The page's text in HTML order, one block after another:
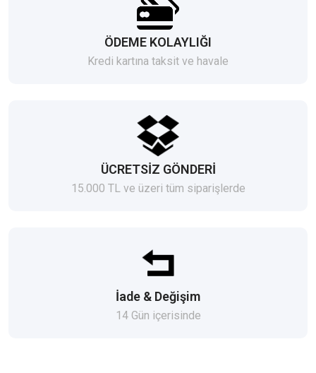
ÖDEME KOLAYLIĞI
Kredi kartına taksit ve havale
ÜCRETSİZ GÖNDERİ
15.000 TL ve üzeri tüm siparişlerde
İade & Değişim
14 Gün içerisinde